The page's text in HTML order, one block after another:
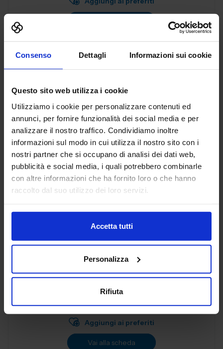
Consenso Dettagli Informazioni sui cookie
Questo sito web utilizza i cookie
Utilizziamo i cookie per personalizzare contenuti ed
annunci, per fornire funzionalità dei social media e per
analizzare il nostro traffico. Condividiamo inoltre
informazioni sul modo in cui utilizza il nostro sito con i
nostri partner che si occupano di analisi dei dati web,
pubblicità e social media, i quali potrebbero combinarle
con altre informazioni che ha fornito loro o che hanno
raccolto dal suo utilizzo dei loro servizi.
Accetta tutti
Personalizza
Rifiuta
CONTROLLO E QUALITA'
AFFRI TESTING INSTRUMENTS Srl è leader globale nella
produzione di strumenti per prove sui materiali,
specializzata in durometri, macchine per prove sui
materiali, apparecchi per la preparazion...
Padiglione: Pad. 29Stand: B35
Aggiungi ai preferiti
AG TECHNIK SRL
MACCHINE UTENSILI
Padiglione:Pad. 16Stand:D44
Aggiungi ai preferiti
Vai alla scheda